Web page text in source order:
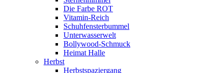
Die Farbe ROT
Vitamin-Reich
Schuhfensterbummel
Unterwasserwelt
Bollywood-Schmuck
Heimat Halle
Herbst
Herbstspaziergang